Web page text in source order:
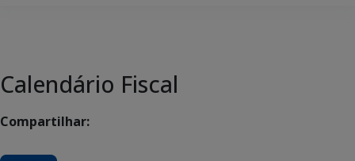
Calendário Fiscal
Compartilhar: